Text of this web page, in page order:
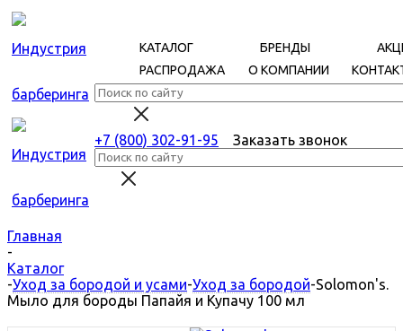
КАТАЛОГ БРЕНДЫ
РАСПРОДАЖА
О КОМПАНИИ
+7 (800) 302-91-95 Заказать звонок
Главная
-
Каталог
-Уход за бородой и усами-Уход за бородой-Solomon's.
Мыло для бороды Папайя и Купачу 100 мл